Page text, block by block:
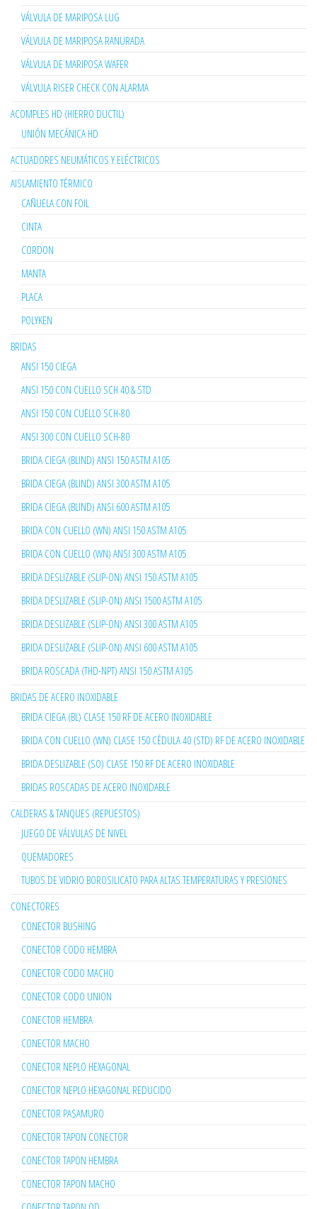
VÁLVULA DE MARIPOSA LUG
VÁLVULA DE MARIPOSA RANURADA
VÁLVULA DE MARIPOSA WAFER
VÁLVULA RISER CHECK CON ALARMA
ACOMPLES HD (HIERRO DUCTIL)
UNIÓN MECÁNICA HD
ACTUADORES NEUMÁTICOS Y ELÉCTRICOS
AISLAMIENTO TÉRMICO
CAÑUELA CON FOIL
CINTA
CORDON
MANTA
PLACA
POLYKEN
BRIDAS
ANSI 150 CIEGA
ANSI 150 CON CUELLO SCH 40 & STD
ANSI 150 CON CUELLO SCH-80
ANSI 300 CON CUELLO SCH-80
BRIDA CIEGA (BLIND) ANSI 150 ASTM A105
BRIDA CIEGA (BLIND) ANSI 300 ASTM A105
BRIDA CIEGA (BLIND) ANSI 600 ASTM A105
BRIDA CON CUELLO (WN) ANSI 150 ASTM A105
BRIDA CON CUELLO (WN) ANSI 300 ASTM A105
BRIDA DESLIZABLE (SLIP-ON) ANSI 150 ASTM A105
BRIDA DESLIZABLE (SLIP-ON) ANSI 1500 ASTM A105
BRIDA DESLIZABLE (SLIP-ON) ANSI 300 ASTM A105
BRIDA DESLIZABLE (SLIP-ON) ANSI 600 ASTM A105
BRIDA ROSCADA (THD-NPT) ANSI 150 ASTM A105
BRIDAS DE ACERO INOXIDABLE
BRIDA CIEGA (BL) CLASE 150 RF DE ACERO INOXIDABLE
BRIDA CON CUELLO (WN) CLASE 150 CÉDULA 40 (STD) RF DE ACERO INOXIDABLE
BRIDA DESLIZABLE (SO) CLASE 150 RF DE ACERO INOXIDABLE
BRIDAS ROSCADAS DE ACERO INOXIDABLE
CALDERAS & TANQUES (REPUESTOS)
JUEGO DE VÁLVULAS DE NIVEL
QUEMADORES
TUBOS DE VIDRIO BOROSILICATO PARA ALTAS TEMPERATURAS Y PRESIONES
CONECTORES
CONECTOR BUSHING
CONECTOR CODO HEMBRA
CONECTOR CODO MACHO
CONECTOR CODO UNION
CONECTOR HEMBRA
CONECTOR MACHO
CONECTOR NEPLO HEXAGONAL
CONECTOR NEPLO HEXAGONAL REDUCIDO
CONECTOR PASAMURO
CONECTOR TAPON CONECTOR
CONECTOR TAPON HEMBRA
CONECTOR TAPON MACHO